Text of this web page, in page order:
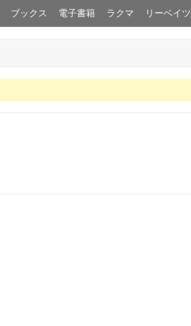
ブックス 電子書籍 ラクマ リーベイツ